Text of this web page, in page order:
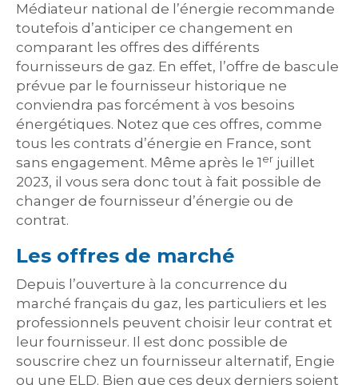
Médiateur national de l’énergie recommande
toutefois d’anticiper ce changement en
comparant les offres des différents
fournisseurs de gaz. En effet, l’offre de bascule
prévue par le fournisseur historique ne
conviendra pas forcément à vos besoins
énergétiques. Notez que ces offres, comme
tous les contrats d’énergie en France, sont
sans engagement. Même après le 1 er juillet
2023, il vous sera donc tout à fait possible de
changer de fournisseur d’énergie ou de
contrat.
Les offres de marché
Depuis l’ouverture à la concurrence du
marché français du gaz, les particuliers et les
professionnels peuvent choisir leur contrat et
leur fournisseur. Il est donc possible de
souscrire chez un fournisseur alternatif, Engie
ou une ELD. Bien que ces deux derniers soient